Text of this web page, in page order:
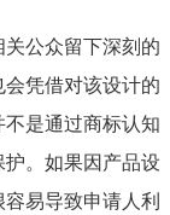
公众留下深刻的
凭借对该设计的
是通过商标认知
。如果因产品设
易导致申请人利